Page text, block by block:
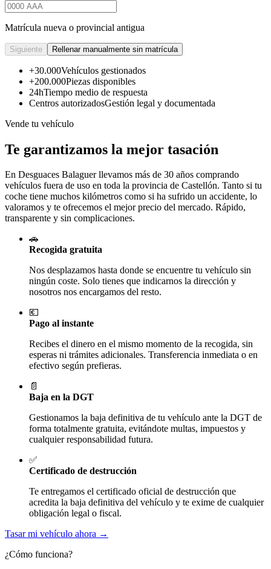
Matrícula nueva o provincial antigua
Siguiente Rellenar manualmente sin matrícula
+30.000Vehículos gestionados
+200.000Piezas disponibles
24hTiempo medio de respuesta
Centros autorizadosGestión legal y documentada
Vende tu vehículo
Te garantizamos la mejor tasación
En Desguaces Balaguerllevamos más de 30 años comprando
vehículos fuera de uso en toda la provincia de Castellón. Tanto si tu
coche tiene muchos kilómetros como si ha sufrido un accidente, lo
valoramos y te ofrecemos el mejor precio del mercado. Rápido,
transparente y sin complicaciones.
🚗
Recogida gratuita
Nos desplazamos hasta donde se encuentre tu vehículo sin
ningún coste. Solo tienes que indicarnos la dirección y
nosotros nos encargamos del resto.
💶
Pago al instante
Recibes el dinero en el mismo momento de la recogida, sin
esperas ni trámites adicionales. Transferencia inmediata o en
efectivo según prefieras.
📄
Baja en la DGT
Gestionamos la baja definitiva de tu vehículo ante la DGT de
forma totalmente gratuita, evitándote multas, impuestos y
cualquier responsabilidad futura.
✅
Certificado de destrucción
Te entregamos el certificado oficial de destrucción que
acredita la baja definitiva del vehículo y te exime de cualquier
obligación legal o fiscal.
Tasar mi vehículo ahora →
¿Cómo funciona?